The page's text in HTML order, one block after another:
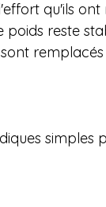
qu'ils
poids reste